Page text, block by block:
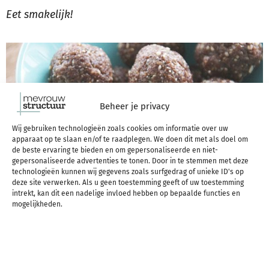
Beheer je privacy
Wij gebruiken technologieën zoals cookies om informatie over uw
apparaat op te slaan en/of te raadplegen. We doen dit met als doel om
de beste ervaring te bieden en om gepersonaliseerde en niet-
gepersonaliseerde advertenties te tonen. Door in te stemmen met deze
technologieën kunnen wij gegevens zoals surfgedrag of unieke ID's op
deze site verwerken. Als u geen toestemming geeft of uw toestemming
intrekt, kan dit een nadelige invloed hebben op bepaalde functies en
mogelijkheden.
Eet smakelijk!